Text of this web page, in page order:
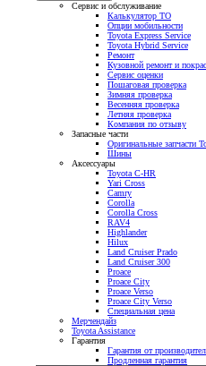
Сервис и обслуживание
Калькулятор ТО
Опции мобильности
Toyota Express Service
Toyota Hybrid Service
Ремонт
Кузовной ремонт и
Сервис оценки
Пошаговая проверка
Зимняя проверка
Весенняя проверка
Летняя проверка
Компания по отзыву
Запасные части
Оригинальные запчасти
Шины
Аксессуары
Toyota C-HR
Yari Cross
Camry
Corolla
Corolla Cross
RAV4
Highlander
Hilux
Land Cruiser Prado
Land Cruiser 300
Proace
Proace City
Proace Verso
Proace City Verso
Специальная цена
Мерчендайз
Toyota Assistance
Гарантия
Гарантия от
Продленная гарантия